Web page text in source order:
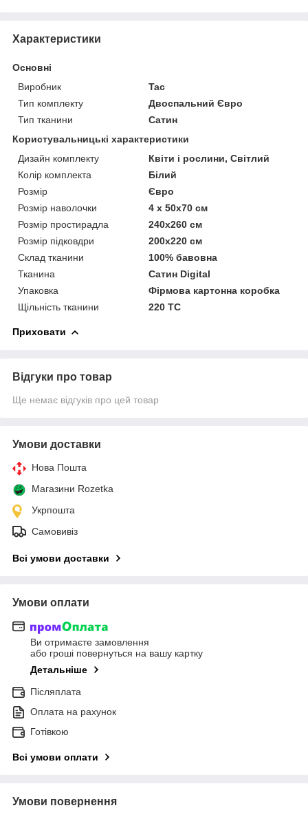
Характеристики
Основні
Виробник
Tac
Тип комплекту
Двоспальний Євро
Тип тканини
Сатин
Користувальницькі характеристики
Дизайн комплекту
Квіти і рослини, Світлий
Колір комплекта
Білий
Розмір
Євро
Розмір наволочки
4 x 50х70 см
Розмір простирадла
240х260 см
Розмір підковдри
200х220 см
Склад тканини
100% бавовна
Тканина
Сатин Digital
Упаковка
Фірмова картонна коробка
Щільність тканини
220 TC
Приховати
Відгуки про товар
Ще немає відгуків про цей товар
Умови доставки
Нова Пошта
Магазини Rozetka
Укрпошта
Самовивіз
Всі умови доставки
Умови оплати
Ви отримаєте замовлення
або гроші повернуться на вашу картку
Детальніше
Післяплата
Оплата на рахунок
Готівкою
Всі умови оплати
Умови повернення